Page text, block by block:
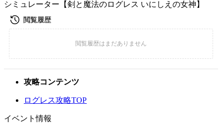
シミュレーター【剣と魔法のログレス いにしえの女神】
攻略コンテンツ
ログレス攻略TOP
イベント情報